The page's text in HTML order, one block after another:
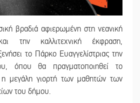
βραδιά αφιερωμένη στη νεανική
την καλλιτεχνική έκφραση,
το Πάρκο Ευαγγελίστριας την
όπου θα πραγματοποιηθεί το
μεγάλη γιορτή των μαθητών των
του δήμου.